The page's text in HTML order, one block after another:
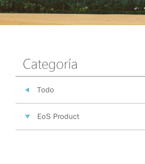
Categoría
Todo
EoS Product